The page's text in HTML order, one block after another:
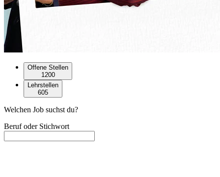
Offene Stellen
1200
Lehrstellen
605
Welchen Job suchst du?
Beruf oder Stichwort